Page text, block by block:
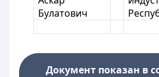
Булатович
Документ показан в